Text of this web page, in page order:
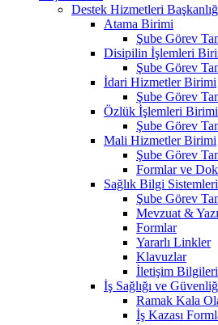
Destek Hizmetleri
Atama Birimi
Şube Görev
Disipilin İşlemleri
Şube Görev
İdari Hizmetler Birimi
Şube Görev
Özlük İşlemleri Birimi
Şube Görev
Mali Hizmetler Birimi
Şube Görev
Formlar ve
Sağlık Bilgi
Şube Görev
Mevzuat &
Formlar
Yararlı Linkler
Klavuzlar
İletişim Bilgileri
İş Sağlığı ve
Ramak Kala
İş Kazası